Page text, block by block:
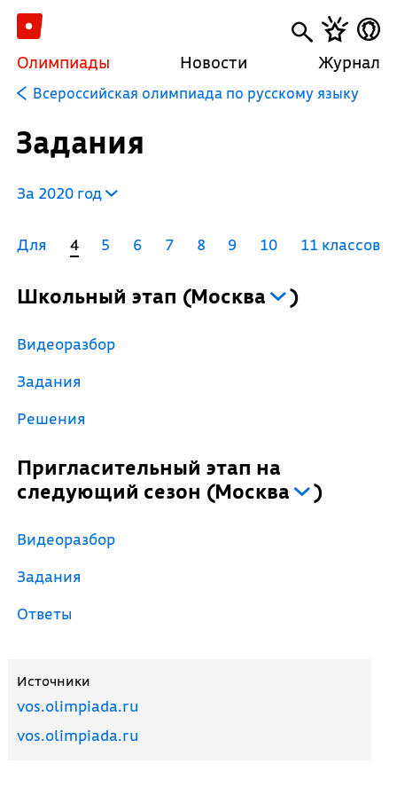
Олимпиады Новости Журнал
Всероссийская олимпиада по русскому языку
Задания
За 2020 год
Для 4 5 6 7 8 9 10 11 классов
Школьный этап (Москва )
Видеоразбор
Задания
Решения
Пригласительный этап на
следующий сезон (Москва )
Видеоразбор
Задания
Ответы
Источники
vos.olimpiada.ru
vos.olimpiada.ru